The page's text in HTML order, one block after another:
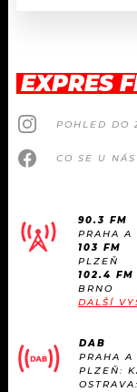
EXPRES
POHLED DO
CO SE U
90.3 FM
PRAHA A
103 FM
PLZEŇ
102.4 FM
BRNO
DALŠÍ
DAB
PRAHA A
PLZEŇ: